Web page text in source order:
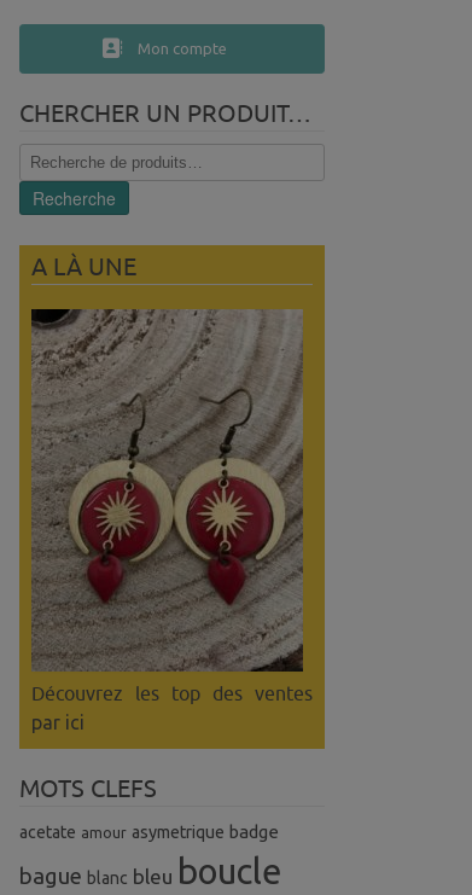
Mon compte
CHERCHER UN PRODUIT…
Recherche
pour :
Recherche
A LÀ UNE
Découvrez les top des ventes
par ici
MOTS CLEFS
acetate amour asymetrique badge
bague blanc bleu boucle